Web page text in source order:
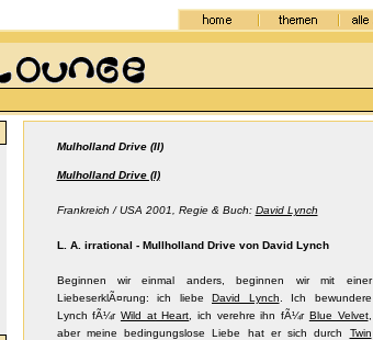
Mulholland Drive (II)
Mulholland Drive (I)
Frankreich / USA 2001, Regie & Buch: David Lynch
L. A. irrational - Mullholland Drive von David Lynch
Beginnen wir einmal anders, beginnen wir mit einer
LiebeserklÃ¤rung: ich liebe David Lynch . Ich bewundere
Lynch fÃ¼r Wild at Heart , ich verehre ihn fÃ¼r Blue Velvet,
aber meine bedingungslose Liebe hat er sich durch Twin